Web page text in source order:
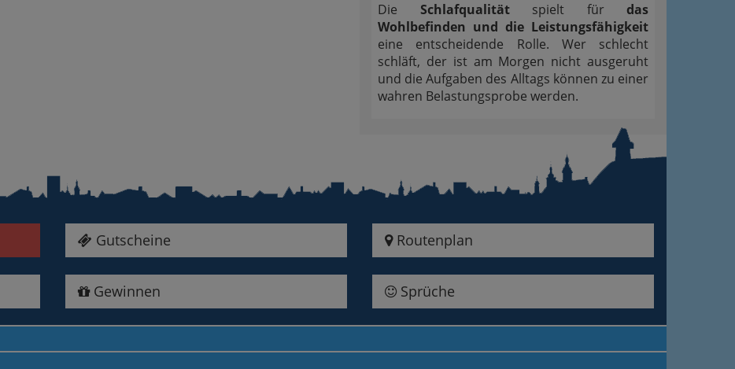
Die Schlafqualitätspielt für das
Wohlbefinden und die Leistungsfähigkeit
eine entscheidende Rolle. Wer schlecht
schläft, der ist am Morgen nicht ausgeruht
und die Aufgaben des Alltags können zu einer
wahren Belastungsprobe werden.
Gutscheine
Gewinnen
Routenplan
Sprüche